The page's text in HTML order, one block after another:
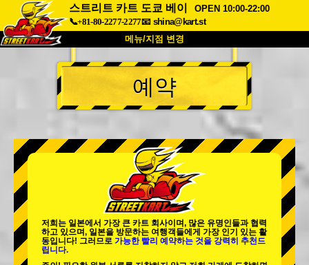
스트리트 카트 도쿄 베이
OPEN 10:00-22:00
📞+81-80-2277-2277📧 shina@kart.st
메뉴/지점 변경
최상단
소개 사양 가격
회사 정보 예약
지점 변경
도쿄 시나가와 #1 도쿄 아키하바라#1
도쿄 아키하바라#2
도쿄 시부야 애넥스 도쿄 베이
도쿄 아사쿠사
예약
저희는 일본에서 가장 큰 카트 회사이며, 많은 유명인들과 협력
하고 있으며, 일본을 방문하는 여행객들에게 가장 인기 있는 활
동입니다! 그러므로 가능한 빨리 예약하는 것을 강력히 추천드
립니다.